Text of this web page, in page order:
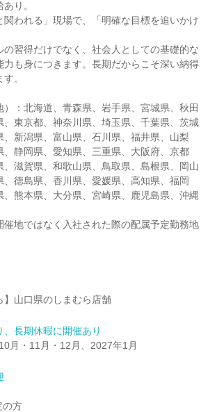
り。
関われる」現場で、「明確な目標を追いかけ
の習得だけでなく、社会人としての基礎的な
力も身につきます。長期だからこそ深い納得
。
：北海道、青森県、岩手県、宮城県、秋田
、東京都、神奈川県、埼玉県、千葉県、茨城
、新潟県、富山県、石川県、福井県、山梨
、静岡県、愛知県、三重県、大阪府、京都
、滋賀県、和歌山県、鳥取県、島根県、岡山
、徳島県、香川県、愛媛県、高知県、福岡
、熊本県、大分県、宮崎県、鹿児島県、沖縄
地ではなく入社された際の配属予定勤務地
】山口県のしまむら店舗
長期休暇に開催あり
月・11月・12月、2027年1月
の方